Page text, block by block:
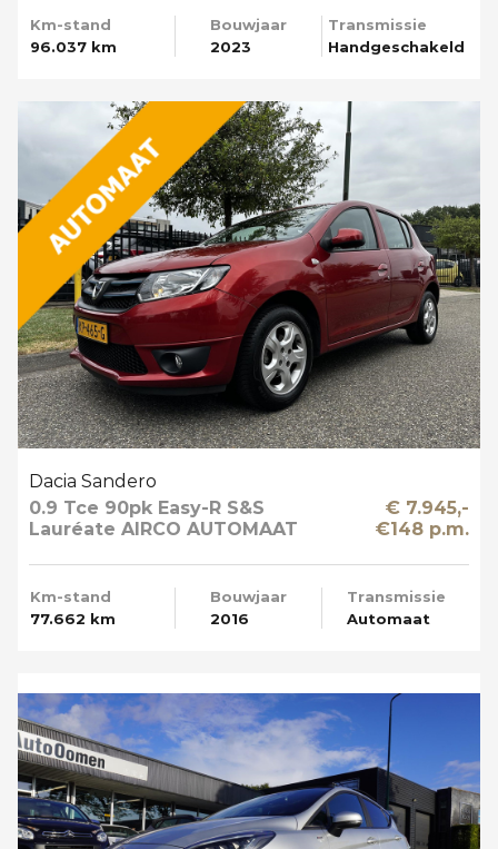
Km-stand
96.037 km
Bouwjaar
2023
Transmissie
Handgeschakeld
Dacia Sandero
0.9 Tce 90pk Easy-R S&S
Lauréate AIRCO AUTOMAAT
€ 7.945,-
€148 p.m.
Km-stand
77.662 km
Bouwjaar
2016
Transmissie
Automaat